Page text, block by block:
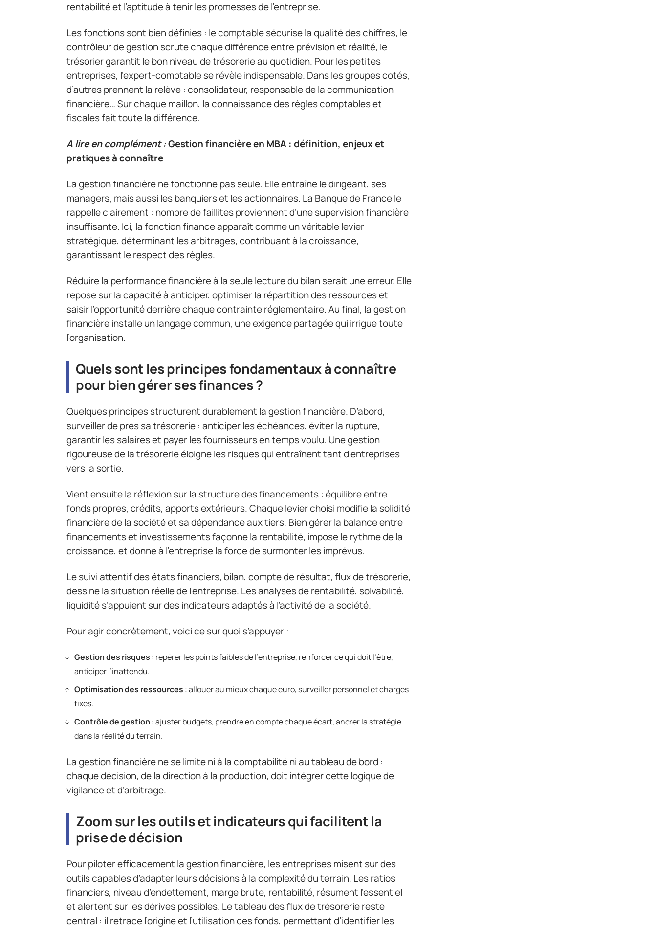
rentabilité et l’aptitude à tenir les promesses de l’entreprise.
Les fonctions sont bien définies : le comptable sécurise la qualité des chiffres, le
contrôleur de gestion scrute chaque différence entre prévision et réalité, le
trésorier garantit le bon niveau de trésorerie au quotidien. Pour les petites
entreprises, l’expert-comptable se révèle indispensable. Dans les groupes cotés,
d’autres prennent la relève : consolidateur, responsable de la communication
financière… Sur chaque maillon, la connaissance des règles comptables et
fiscales fait toute la différence.
A lire en complément :Gestion financière en MBA : définition, enjeux et
pratiques à connaître
La gestion financière ne fonctionne pas seule. Elle entraîne le dirigeant, ses
managers, mais aussi les banquiers et les actionnaires. La Banque de France le
rappelle clairement : nombre de faillites proviennent d’une supervision financière
insuffisante. Ici, la fonction finance apparaît comme un véritable levier
stratégique, déterminant les arbitrages, contribuant à la croissance,
garantissant le respect des règles.
Réduire la performance financière à la seule lecture du bilan serait une erreur. Elle
repose sur la capacité à anticiper, optimiser la répartition des ressources et
saisir l’opportunité derrière chaque contrainte réglementaire. Au final, la gestion
financière installe un langage commun, une exigence partagée qui irrigue toute
l’organisation.
Quels sont les principes fondamentaux à connaître
pour bien gérer ses finances ?
Quelques principes structurent durablement la gestion financière. D’abord,
surveiller de près sa trésorerie : anticiper les échéances, éviter la rupture,
garantir les salaires et payer les fournisseurs en temps voulu. Une gestion
rigoureuse de la trésorerie éloigne les risques qui entraînent tant d’entreprises
vers la sortie.
Vient ensuite la réflexion sur la structure des financements : équilibre entre
fonds propres, crédits, apports extérieurs. Chaque levier choisi modifie la solidité
financière de la société et sa dépendance aux tiers. Bien gérer la balance entre
financements et investissements façonne la rentabilité, impose le rythme de la
croissance, et donne à l’entreprise la force de surmonter les imprévus.
Le suivi attentif des états financiers, bilan, compte de résultat, flux de trésorerie,
dessine la situation réelle de l’entreprise. Les analyses de rentabilité, solvabilité,
liquidité s’appuient sur des indicateurs adaptés à l’activité de la société.
Pour agir concrètement, voici ce sur quoi s’appuyer :
Gestion des risques : repérer les points faibles de l’entreprise, renforcer ce qui doit l’être,
anticiper l’inattendu.
Optimisation des ressources : allouer au mieux chaque euro, surveiller personnel et charges
fixes.
Contrôle de gestion : ajuster budgets, prendre en compte chaque écart, ancrer la stratégie
dans la réalité du terrain.
La gestion financière ne se limite ni à la comptabilité ni au tableau de bord :
chaque décision, de la direction à la production, doit intégrer cette logique de
vigilance et d’arbitrage.
Zoom sur les outils et indicateurs qui facilitent la
prise de décision
Pour piloter efficacement la gestion financière, les entreprises misent sur des
outils capables d’adapter leurs décisions à la complexité du terrain. Les ratios
financiers, niveau d’endettement, marge brute, rentabilité, résument l’essentiel
et alertent sur les dérives possibles. Le tableau des flux de trésorerie reste
central : il retrace l’origine et l’utilisation des fonds, permettant d’identifier les